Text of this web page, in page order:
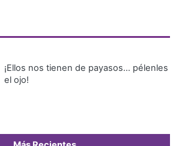
¡Ellos nos tienen de payasos… pélenles
el ojo!